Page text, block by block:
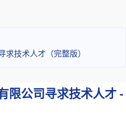
技术人才（完整版）
限公司寻求技术人才 -